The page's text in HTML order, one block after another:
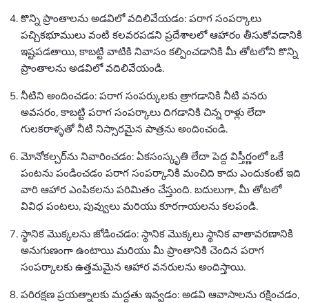
కొన్ని ప్రాంతాలను అడవిలో వదిలివేయడం: పరాగ సంపర్కాలు
పచ్చికభూములు వంటి కలవరపడని ప్రదేశాలలో ఆహారం తీసుకోవడానికి
ఇష్టపడతాయి, కాబట్టి వాటికి నివాసం కల్పించడానికి మీ తోటలోని కొన్ని
ప్రాంతాలను అడవిలో వదిలివేయండి.
నీటిని అందించడం: పరాగ సంపర్కులకు త్రాగడానికి నీటి వనరు
అవసరం, కాబట్టి పరాగ సంపర్కాలు దిగడానికి చిన్న రాళ్లు లేదా
గులకరాళ్ళతో నీటి నిస్సారమైన పాత్రను అందించండి.
మోనోకల్చర్‌ను నివారించడం: ఏకసంస్కృతి లేదా పెద్ద విస్తీర్ణంలో ఒకే
పంటను పండించడం పరాగ సంపర్కానికి మంచిది కాదు ఎందుకంటే ఇది
వారి ఆహార ఎంపికలను పరిమితం చేస్తుంది. బదులుగా, మీ తోటలో
వివిధ పంటలు, పువ్వులు మరియు కూరగాయలను కలపండి.
స్థానిక మొక్కలను జోడించడం: స్థానిక మొక్కలు స్థానిక వాతావరణానికి
అనుగుణంగా ఉంటాయి మరియు మీ ప్రాంతానికి చెందిన పరాగ
సంపర్కాలకు ఉత్తమమైన ఆహార వనరులను అందిస్తాయి.
పరిరక్షణ ప్రయత్నాలకు మద్దతు ఇవ్వడం: అడవి ఆవాసాలను రక్షించడం,